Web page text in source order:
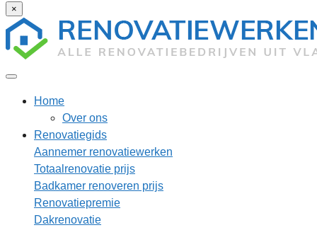
×
Home
Over ons
Renovatiegids
Aannemer renovatiewerken
Totaalrenovatie prijs
Badkamer renoveren prijs
Renovatiepremie
Dakrenovatie